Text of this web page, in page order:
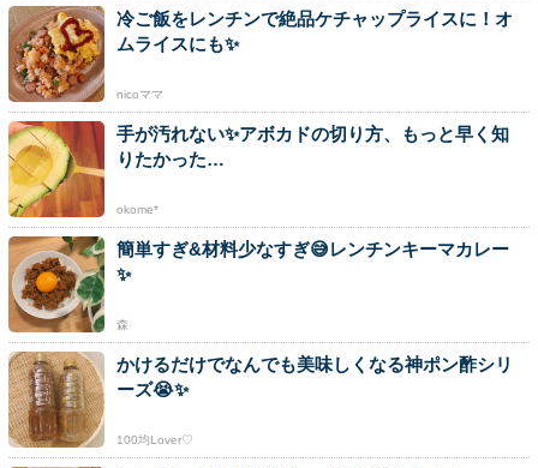
冷ご飯をレンチンで絶品ケチャップライスに！オ
ムライスにも✨
nicoママ
手が汚れない✨アボカドの切り方、もっと早く知
りたかった…
okome*
簡単すぎ&材料少なすぎ😅レンチンキーマカレー
✨
森
かけるだけでなんでも美味しくなる神ポン酢シリ
ーズ😭✨
100均Lover♡